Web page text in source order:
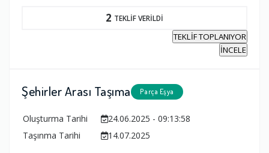
2 TEKLİF VERİLDİ
TEKLİF TOPLANIYOR
İNCELE
Şehirler Arası Taşıma Parça Eşya
Oluşturma Tarihi
24.06.2025 - 09:13:58
Taşınma Tarihi
14.07.2025